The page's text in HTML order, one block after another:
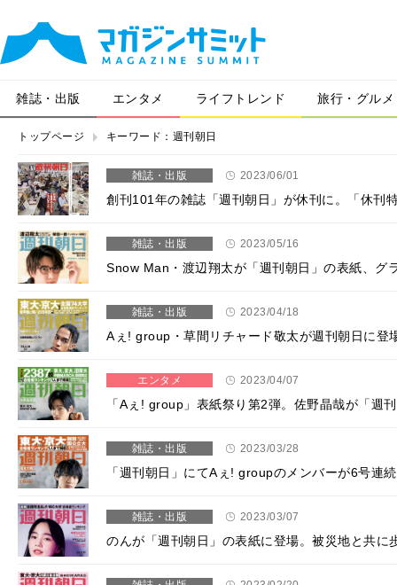
雑誌・出版 エンタメ ライフトレンド 旅行・グルメ
トップページ キーワード：週刊朝日
雑誌・出版 2023/06/01
創刊101年の雑誌「週刊朝日」が休刊に。「休刊
雑誌・出版 2023/05/16
Snow Man・渡辺翔太が「週刊朝日」の表紙、グ
雑誌・出版 2023/04/18
Aぇ! group・草間リチャード敬太が週刊朝日に登
エンタメ 2023/04/07
「Aぇ! group」表紙祭り第2弾。佐野晶哉が「
雑誌・出版 2023/03/28
「週刊朝日」にてAぇ! groupのメンバーが6号
雑誌・出版 2023/03/07
のんが「週刊朝日」の表紙に登場。被災地と共に